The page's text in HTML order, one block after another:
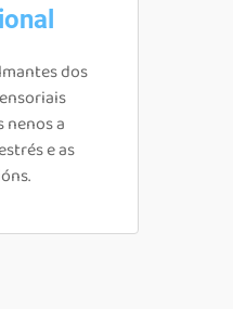
dos
nenos a
e as